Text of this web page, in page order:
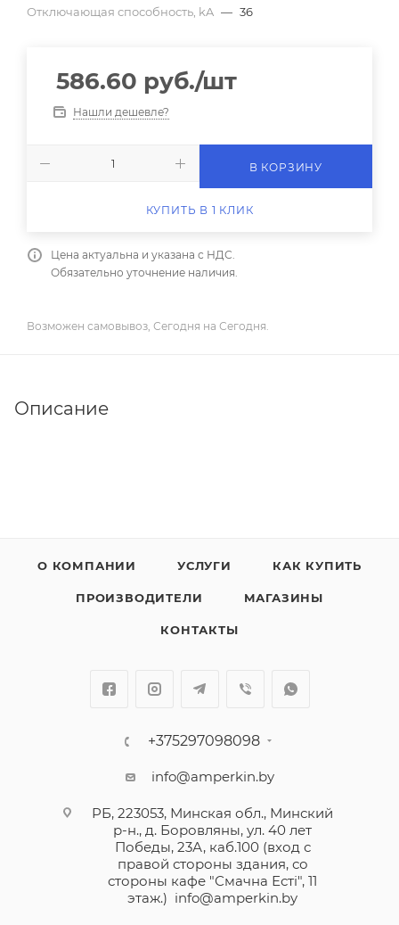
Отключающая способность, kA — 36
586.60 руб./шт
Нашли дешевле?
В КОРЗИНУ
КУПИТЬ В 1 КЛИК
Цена актуальна и указана с НДС.
Обязательно уточнение наличия.
Возможен самовывоз, Сегодня на Сегодня.
Описание
О КОМПАНИИ УСЛУГИ КАК КУПИТЬ
ПРОИЗВОДИТЕЛИ МАГАЗИНЫ
КОНТАКТЫ
+375297098098
info@amperkin.by
РБ, 223053, Минская обл., Минский
р-н., д. Боровляны, ул. 40 лет
Победы, 23А, каб.100 (вход с
правой стороны здания, со
стороны кафе "Смачна Естi", 11
этаж.) info@amperkin.by